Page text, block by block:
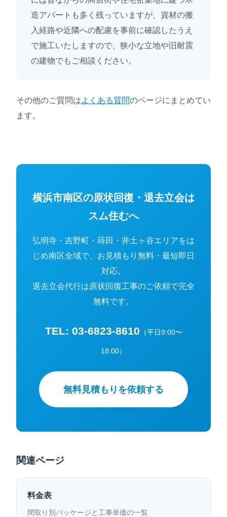
造アパートも多く残っていますが、資材の搬
入経路や近隣への配慮を事前に確認したうえ
で施工いたしますので、狭小な立地や旧耐震
の建物でもご相談ください。
その他のご質問はよくある質問のページにまとめてい
ます。
横浜市南区の原状回復・退去立会は
スム住むへ
弘明寺・吉野町・蒔田・井土ヶ谷エリアをは
じめ南区全域で、お見積もり無料・最短即日
対応。
退去立会代行は原状回復工事のご依頼で完全
無料です。
TEL: 03-6823-8610 （平日9:00〜
18:00）
無料見積もりを依頼する
関連ページ
料金表
間取り別パッケージと工事単価の一覧